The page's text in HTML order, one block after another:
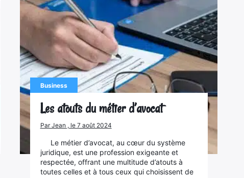
Business
Les atouts du métier d’avocat
Par Jean , le 7 août 2024
Le métier d’avocat, au cœur du système
juridique, est une profession exigeante et
respectée, offrant une multitude d’atouts à
toutes celles et à tous ceux qui choisissent de